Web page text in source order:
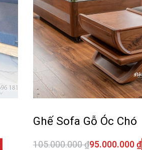
Ghế Sofa Gỗ Óc Chó
105.000.000₫95.000.000 ₫